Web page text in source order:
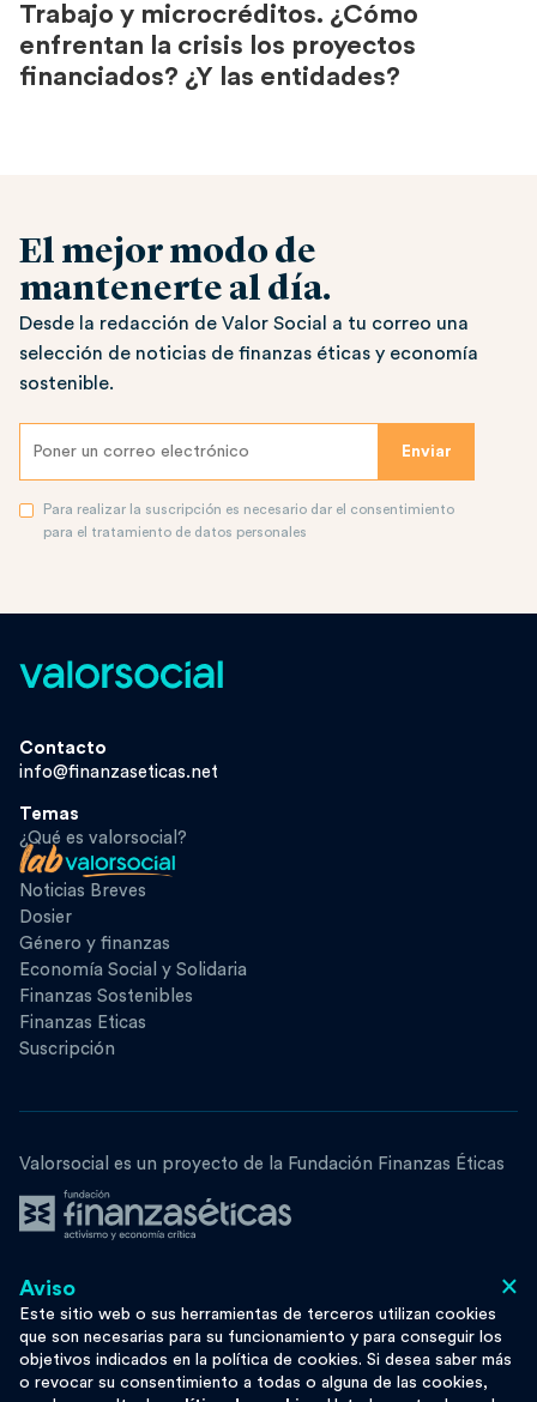
Trabajo y microcréditos. ¿Cómo
enfrentan la crisis los proyectos
financiados? ¿Y las entidades?
El mejor modo de
mantenerte al día.
Desde la redacción de Valor Social a tu correo una
selección de noticias de finanzas éticas y economía
sostenible.
Para realizar la suscripción es necesario dar el consentimiento
para el tratamiento de datos personales
Contacto
info@finanzaseticas.net
Temas
¿Qué es valorsocial?
Noticias Breves
Dosier
Género y finanzas
Economía Social y Solidaria
Finanzas Sostenibles
Finanzas Eticas
Suscripción
Valorsocial es un proyecto de la Fundación Finanzas Éticas
Síguenos ×
Aviso
Este sitio web o sus herramientas de terceros utilizan cookies
que son necesarias para su funcionamiento y para conseguir los
objetivos indicados en la política de cookies. Si desea saber más
o revocar su consentimiento a todas o alguna de las cookies,